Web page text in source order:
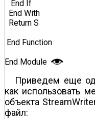
End If
End With
Return S
End Function
End Module
Приведем еще
как использовать
объекта
файл: